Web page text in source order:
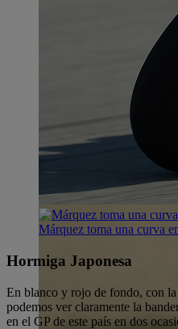
Márquez toma una curva
Hormiga Japonesa
En blanco y rojo de fondo, con
podemos ver claramente la
en el GP de este país en dos